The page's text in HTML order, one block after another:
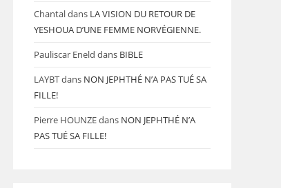
Chantaldans LA VISION DU RETOUR DE
YESHOUA D’UNE FEMME NORVÉGIENNE.
Pauliscar Eneld dans BIBLE
LAYBTdans NON JEPHTHÉ N’A PAS TUÉ SA
FILLE!
Pierre HOUNZEdans NON JEPHTHÉ N’A
PAS TUÉ SA FILLE!